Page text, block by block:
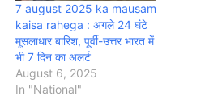
7 august 2025 ka mausam
kaisa rahega : अगले 24 घंटे
मूसलाधार बारिश, पूर्वी-उत्तर भारत में
भी 7 दिन का अलर्ट
August 6, 2025
In "National"